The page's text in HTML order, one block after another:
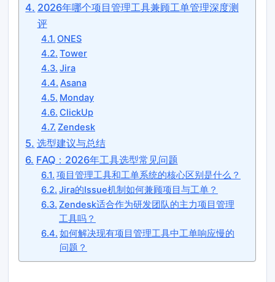
2026年哪个项目管理工具兼顾工单管理深度测
评
ONES
Tower
Jira
Asana
Monday
ClickUp
Zendesk
选型建议与总结
FAQ：2026年工具选型常见问题
项目管理工具和工单系统的核心区别是什么？
Jira的Issue机制如何兼顾项目与工单？
Zendesk适合作为研发团队的主力项目管理
工具吗？
如何解决现有项目管理工具中工单响应慢的
问题？